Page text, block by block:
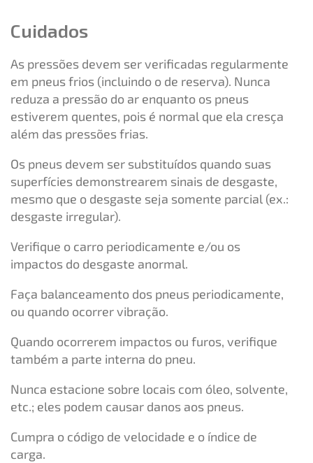
Cuidados
As pressões devem ser verificadas regularmente
em pneus frios (incluindo o de reserva). Nunca
reduza a pressão do ar enquanto os pneus
estiverem quentes, pois é normal que ela cresça
além das pressões frias.
Os pneus devem ser substituídos quando suas
superfícies demonstrearem sinais de desgaste,
mesmo que o desgaste seja somente parcial (ex.:
desgaste irregular).
Verifique o carro periodicamente e/ou os
impactos do desgaste anormal.
Faça balanceamento dos pneus periodicamente,
ou quando ocorrer vibração.
Quando ocorrerem impactos ou furos, verifique
também a parte interna do pneu.
Nunca estacione sobre locais com óleo, solvente,
etc.; eles podem causar danos aos pneus.
Cumpra o código de velocidade e o índice de
carga.